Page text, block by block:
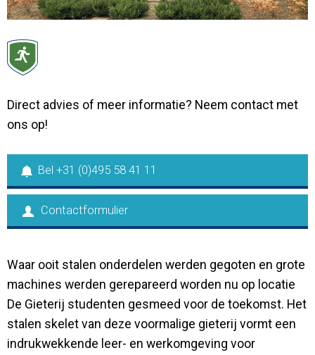
Contact
Direct advies of meer informatie? Neem contact met
ons op!
Bel +31 (0)495 58 41 11
Contactformulier
Waar ooit stalen onderdelen werden gegoten en grote
machines werden gerepareerd worden nu op locatie
De Gieterij studenten gesmeed voor de toekomst. Het
stalen skelet van deze voormalige gieterij vormt een
indrukwekkende leer- en werkomgeving voor